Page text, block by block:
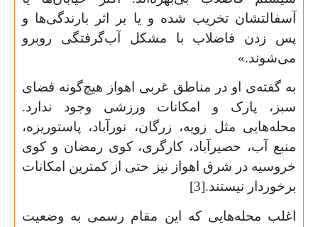
آسفالتشان تخریب شده و یا بر اثر بارندگی‌ها و
پس زدن فاضلاب با مشکل آب‌گرفتگی روبرو
می‌شوند.»
به ‌گفته‌ی او در مناطق غربی اهواز هیچ‌گونه فضای
سبز، پارک و امکانات ورزشی وجود ندارد.
محله‌هایی مثل زویه، زرگان، نورآباد، پاستوریزه،
منبع آب، حصیرآباد، کارگری، کوی رمضان و کوی
خروسیه در شرق اهواز نیز حتی از کمترین امکانات
برخوردار نیستند.[3]
اغلب محله‌هایی که این مقام رسمی به وضعیت